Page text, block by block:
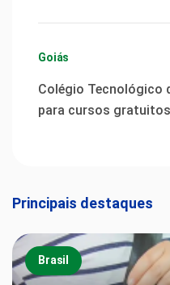
Goiás
Colégio Tecnológico
para cursos
Principais destaques
Brasil